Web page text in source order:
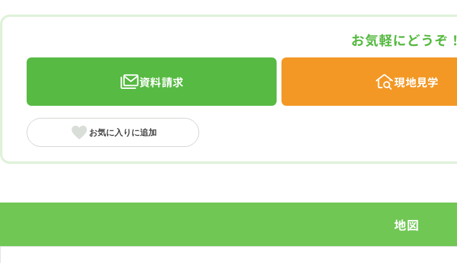
お気軽にどうぞ！
資料請求 現地見学
お気に入りに追加
地図